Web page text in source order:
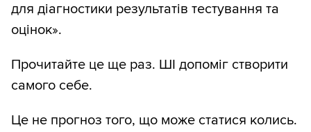
для діагностики результатів тестування та
оцінок».
Прочитайте це ще раз. ШІ допоміг створити
самого себе.
Це не прогноз того, що може статися колись.